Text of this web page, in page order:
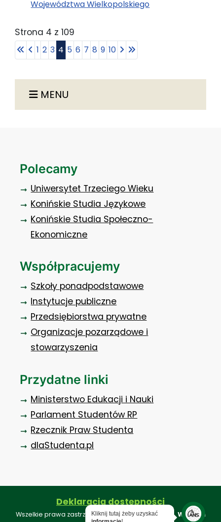
MENU
Województwa Wielkopolskiego
Strona 4 z 109
1 2 3 4 5 6 7 8 9 10
Polecamy
Uniwersytet Trzeciego Wieku
Konińskie Studia Językowe
Konińskie Studia Społeczno-
Ekonomiczne
Współpracujemy
Szkoły ponadpodstawowe
Instytucje publiczne
Przedsiębiorstwa prywatne
Organizacje pozarządowe i
stowarzyszenia
Przydatne linki
Ministerstwo Edukacji i Nauki
Parlament Studentów RP
Rzecznik Praw Studenta
dlaStudenta.pl
Deklaracja dostępności
Wszelkie prawa zastrzeżone ©. Projekt i realizacja:Webkon
Kliknij tutaj żeby uzyskać